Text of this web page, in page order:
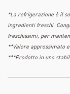
*La refrigerazione è il
ingredienti freschi.
freschissimi, per
**Valore approssimato
***Prodotto in uno